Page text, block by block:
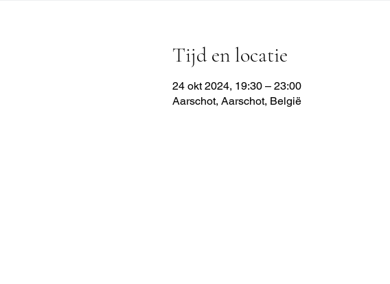
Tijd en locatie
24 okt 2024, 19:30 – 23:00
Aarschot, Aarschot, België